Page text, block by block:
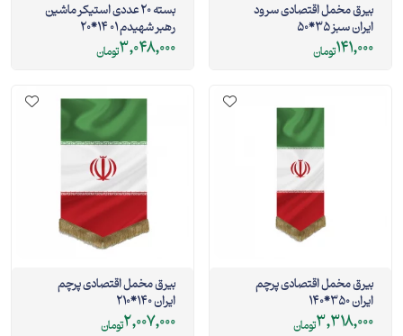
بیرق مخمل اقتصادی سرود
ایران سبز 35*50
141,000تومان
بسته 20 عددی استیکر ماشین
رهبر شهیدم 01 14*20
3,048,000تومان
بیرق مخمل اقتصادی پرچم
ایران 350*140
3,318,000تومان
بیرق مخمل اقتصادی پرچم
ایران 140*210
2,007,000تومان